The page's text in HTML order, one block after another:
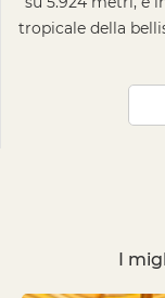
tropicale della
I